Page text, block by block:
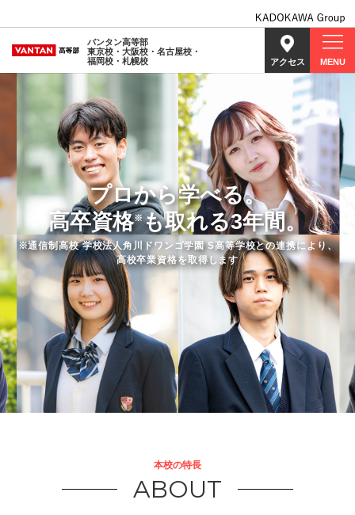
バンタン高等部
東京校・大阪校・名古屋校・
福岡校・札幌校
MENU
アクセス
プロから学べる。
高卒資格※も取れる3年間。
※通信制高校 学校法人角川ドワンゴ学園 S高等学校との連携により、
高校卒業資格を取得します
本校の特長
ABOUT